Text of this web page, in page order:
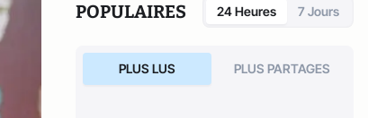
POPULAIRES 24 Heures 7 Jours
PLUS LUS PLUS PARTAGES